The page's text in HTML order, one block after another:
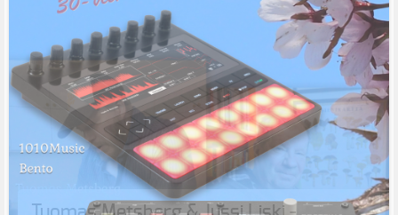
Tuomas Metsberg & Jussi Liski -